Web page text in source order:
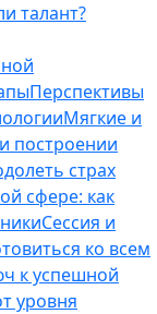
талант?
Перспективы
Мягкие и
построении
страх
сфере: как
Сессия и
ко всем
к успешной
уровня